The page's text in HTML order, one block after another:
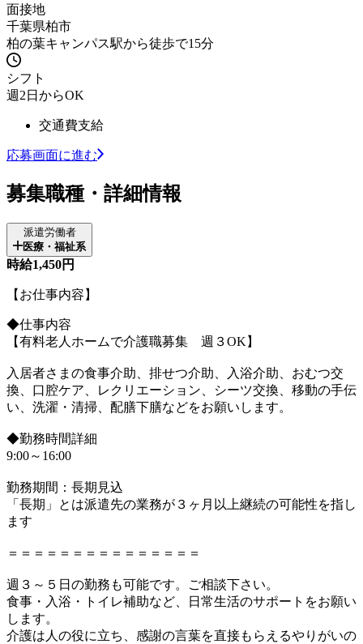
面接地
千葉県柏市
柏の葉キャンパス駅から徒歩で15分
シフト
週2日からOK
交通費支給
応募画面に進む
募集職種・詳細情報
派遣労働者
医療・福祉系
時給1,450円
【お仕事内容】
◆仕事内容
【有料老人ホームで介護職募集 週３OK】
入居者さまの食事介助、排せつ介助、入浴介助、おむつ交
換、口腔ケア、レクリエーション、シーツ交換、移動の手伝
い、洗濯・清掃、配膳下膳などをお願いします。
◆勤務時間詳細
9:00～16:00
勤務期間：長期見込
「長期」とは派遣先の業務が３ヶ月以上継続の可能性を指し
ます
＝＝＝＝＝＝＝＝＝＝＝＝＝＝＝
週３～５日の勤務も可能です。ご相談下さい。
食事・入浴・トイレ補助など、日常生活のサポートをお願い
します。
介護は人の役に立ち、感謝の言葉を直接もらえるやりがいの